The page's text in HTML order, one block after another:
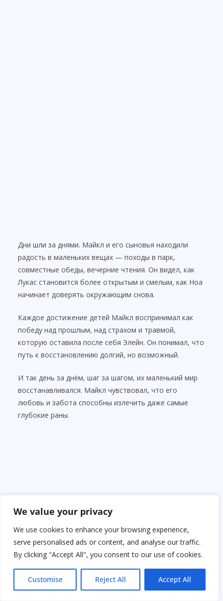
We value your privacy
We use cookies to enhance your browsing experience,
serve personalised ads or content, and analyse our traffic.
By clicking "Accept All", you consent to our use of cookies.
Customise Reject All Accept All
Дни шли за днями. Майкл и его сыновья находили
радость в маленьких вещах — походы в парк,
совместные обеды, вечерние чтения. Он видел, как
Лукас становится более открытым и смелым, как Ноа
начинает доверять окружающим снова.
Каждое достижение детей Майкл воспринимал как
победу над прошлым, над страхом и травмой,
которую оставила после себя Элейн. Он понимал, что
путь к восстановлению долгий, но возможный.
И так день за днём, шаг за шагом, их маленький мир
восстанавливался. Майкл чувствовал, что его
любовь и забота способны излечить даже самые
глубокие раны.